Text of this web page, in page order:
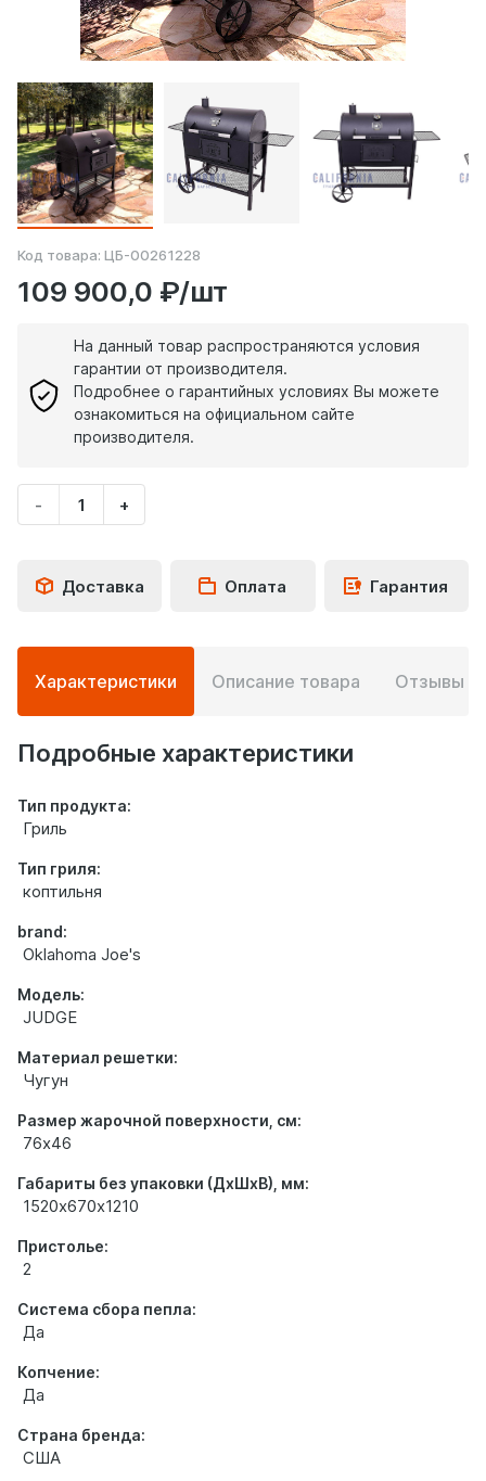
Код товара: ЦБ-00261228
109 900,0 ₽/шт
На данный товар распространяются условия
гарантии от производителя.
Подробнее о гарантийных условиях Вы можете
ознакомиться на официальном сайте
производителя.
-
Укажите
количество
+
Доставка Оплата Гарантия
Подробная
информация
о
товаре
Характеристики Описание товара Отзывы
Подробные характеристики
Тип продукта:
Гриль
Тип гриля:
коптильня
brand:
Oklahoma Joe's
Модель:
JUDGE
Материал решетки:
Чугун
Размер жарочной поверхности, см:
76х46
Габариты без упаковки (ДхШхВ), мм:
1520х670х1210
Пристолье:
2
Система сбора пепла:
Да
Копчение:
Да
Страна бренда:
США